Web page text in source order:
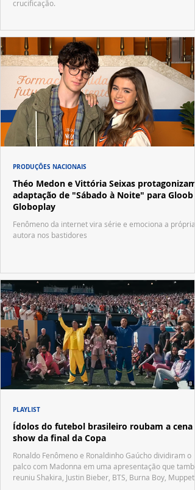
crucificação.
Théo Medon e Vittória Seixas protagonizam
adaptação de "Sábado à Noite" para Gloob e
Globoplay
Fenômeno da internet vira série e emociona a própria
autora nos bastidores
PRODUÇÕES NACIONAIS
Ídolos do futebol brasileiro roubam a cena
show da final da Copa
Ronaldo Fenômeno e Ronaldinho Gaúcho dividiram o
palco com Madonna em uma apresentação que
reuniu Shakira, Justin Bieber, BTS, Burna Boy, Muppets,
PLAYLIST